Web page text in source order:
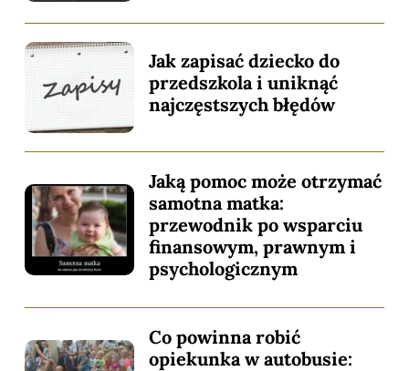
Jak zapisać dziecko do
przedszkola i uniknąć
najczęstszych błędów
Jaką pomoc może otrzymać
samotna matka:
przewodnik po wsparciu
finansowym, prawnym i
psychologicznym
Co powinna robić
opiekunka w autobusie: